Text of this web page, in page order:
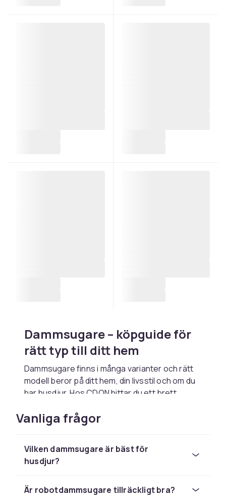
Dammsugare – köpguide för
rätt typ till ditt hem
Dammsugare finns i många varianter och rätt
modell beror på ditt hem, din livsstil och om du
har husdjur. Hos CDON hittar du ett brett
robotdammsugare, handdammsugare och
grovdammsugare från ledande märken till bra
Välkända
Electrolux och Miele
Vanliga frågor
Vilken dammsugare är bäst för
husdjur?
Är robotdammsugare tillräckligt bra?